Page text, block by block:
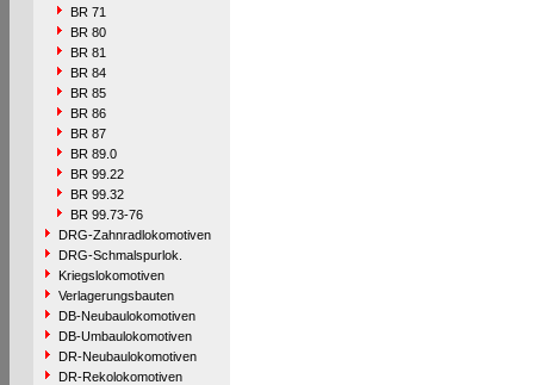
BR 71
BR 80
BR 81
BR 84
BR 85
BR 86
BR 87
BR 89.0
BR 99.22
BR 99.32
BR 99.73-76
DRG-Zahnradlokomotiven
DRG-Schmalspurlok.
Kriegslokomotiven
Verlagerungsbauten
DB-Neubaulokomotiven
DB-Umbaulokomotiven
DR-Neubaulokomotiven
DR-Rekolokomotiven